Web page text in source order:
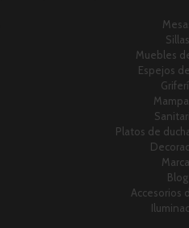
Sillas
Muebles
Espejos
Platos de
Blog
Accesorios